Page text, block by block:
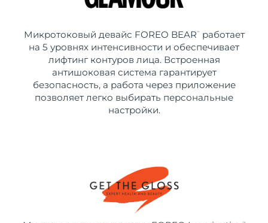
Микротоковый девайс FOREO BEAR ™
работает
на 5 уровнях интенсивности и обеспечивает
лифтинг контуров лица. Встроенная
антишоковая система гарантирует
безопасность, а работа через приложение
позволяет легко выбирать персональные
настройки.